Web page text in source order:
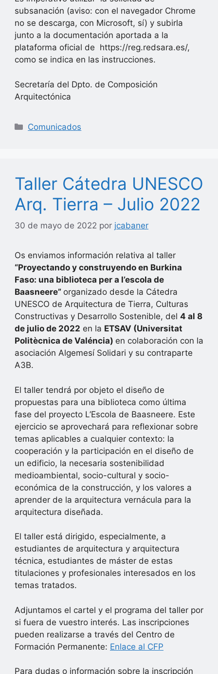
subsanación (aviso: con el navegador Chrome
no se descarga, con Microsoft, sí) y subirla
junto a la documentación aportada a la
plataforma oficial de https://reg.redsara.es/,
como se indica en las instrucciones.
Secretaría del Dpto. de Composición
Arquitectónica
Categorías
Comunicados
Taller Cátedra UNESCO
Arq. Tierra – Julio 2022
30 de mayo de 2022 por jcabaner
Os enviamos información relativa al taller
“Proyectando y construyendo en Burkina
Faso: una biblioteca per a l’escola de
Baasneere” organizado desde la Cátedra
UNESCO de Arquitectura de Tierra, Culturas
Constructivas y Desarrollo Sostenible, del 4 al 8
de julio de 2022 en la ETSAV (Universitat
Politècnica de Valéncia) en colaboración con la
asociación Algemesí Solidari y su contraparte
A3B.
El taller tendrá por objeto el diseño de
propuestas para una biblioteca como última
fase del proyecto L’Escola de Baasneere. Este
ejercicio se aprovechará para reflexionar sobre
temas aplicables a cualquier contexto: la
cooperación y la participación en el diseño de
un edificio, la necesaria sostenibilidad
medioambiental, socio-cultural y socio-
económica de la construcción, y los valores a
aprender de la arquitectura vernácula para la
arquitectura diseñada.
El taller está dirigido, especialmente, a
estudiantes de arquitectura y arquitectura
técnica, estudiantes de máster de estas
titulaciones y profesionales interesados en los
temas tratados.
Adjuntamos el cartel y el programa del taller por
si fuera de vuestro interés. Las inscripciones
pueden realizarse a través del Centro de
Formación Permanente: Enlace al CFP
Para dudas o información sobre la inscripción